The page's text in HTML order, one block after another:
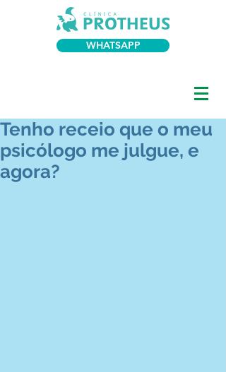
WHATSAPP
Tenho receio que o meu
psicólogo me julgue, e
agora?